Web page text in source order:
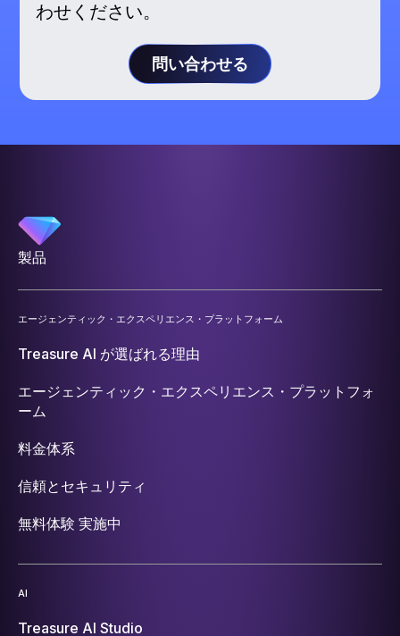
わせください。
問い合わせる
製品
エージェンティック・エクスペリエンス・プラットフォーム
Treasure AI が選ばれる理由
エージェンティック・エクスペリエンス・プラットフォ
ーム
料金体系
信頼とセキュリティ
無料体験 実施中
AI
Treasure AI Studio